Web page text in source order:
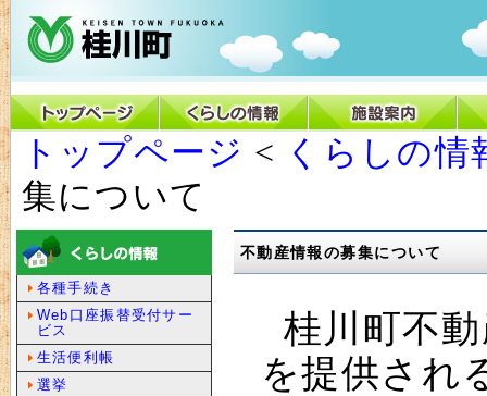
トップページ < くらしの情
集について
不動産情報の募集について
桂川町不
を提供され
各種手続き
Web口座振替受付サー
ビス
生活便利帳
選挙